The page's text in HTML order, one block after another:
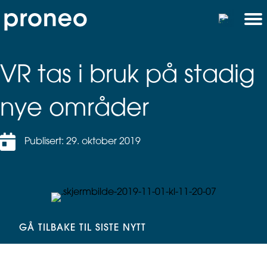
VR tas i bruk på stadig
nye områder
Publisert: 29. oktober 2019
GÅ TILBAKE TIL SISTE NYTT